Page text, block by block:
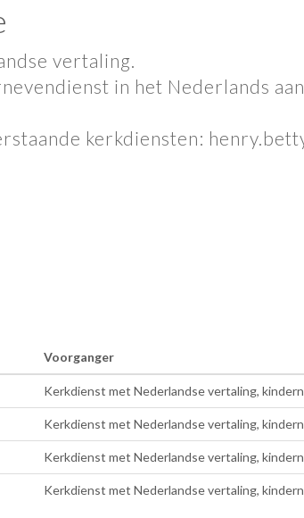
vertaling.
in het Nederlands
kerkdiensten:
Voorganger
Kerkdienst met Nederlandse vertaling,
Kerkdienst met Nederlandse vertaling,
Kerkdienst met Nederlandse vertaling,
Kerkdienst met Nederlandse vertaling,